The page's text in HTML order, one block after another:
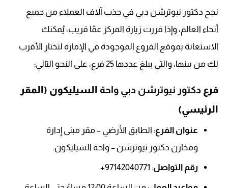
نجح دكتور نيوترشن دبي في جذب آلاف العملاء من جميع
أنحاء العالم، وإذا قررت زيارة المركز عمّا قريب، يُمكنك
الاستعانة بموقع الفروع الموجودة في الإمارة لتختار الأقرب
لك من بينها، والتي يبلغ عددها 25 فرع، على النحو التالي:
فرع دكتور نيوترشن دبي واحة السيليكون (المقر
الرئيسي)
عنوان الفرع: الطابق الأرضي – مقر مبنى إدارة
ومخازن دكتور نيوترشن – واحة السيليكون.
رقم التواصل: 97142040771+